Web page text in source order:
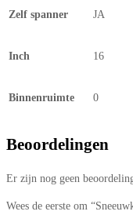
Zelf spanner JA
Inch 16
Binnenruimte 0
Beoordelingen
Er zijn nog geen
Wees de eerste om